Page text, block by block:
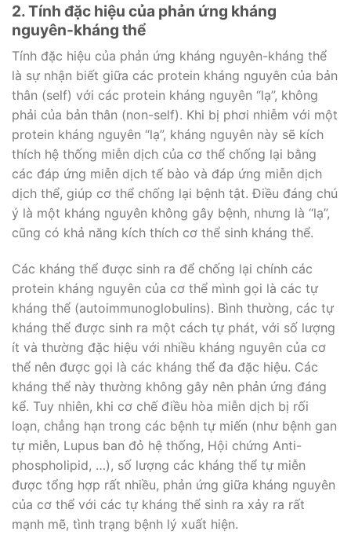
2. Tính đặc hiệu của phản ứng kháng
nguyên-kháng thể
Tính đặc hiệu của phản ứng kháng nguyên-kháng thể
là sự nhận biết giữa các protein kháng nguyên của bản
thân (self) với các protein kháng nguyên “lạ”, không
phải của bản thân (non-self). Khi bị phơi nhiễm với một
protein kháng nguyên “lạ”, kháng nguyên này sẽ kích
thích hệ thống miễn dịch của cơ thể chống lại bằng
các đáp ứng miễn dịch tế bào và đáp ứng miễn dịch
dịch thể, giúp cơ thể chống lại bệnh tật. Điều đáng chú
ý là một kháng nguyên không gây bệnh, nhưng là “lạ”,
cũng có khả năng kích thích cơ thể sinh kháng thể.
Các kháng thể được sinh ra để chống lại chính các
protein kháng nguyên của cơ thể mình gọi là các tự
kháng thể (autoimmunoglobulins). Bình thường, các tự
kháng thể được sinh ra một cách tự phát, với số lượng
ít và thường đặc hiệu với nhiều kháng nguyên của cơ
thể nên được gọi là các kháng thể đa đặc hiệu. Các
kháng thể này thường không gây nên phản ứng đáng
kể. Tuy nhiên, khi cơ chế điều hòa miễn dịch bị rối
loạn, chẳng hạn trong các bệnh tự miến (như bệnh gan
tự miễn, Lupus ban đỏ hệ thống, Hội chứng Anti-
phospholipid, …), số lượng các kháng thể tự miễn
được tổng hợp rất nhiều, phản ứng giữa kháng nguyên
của cơ thể với các tự kháng thể sinh ra xảy ra rất
mạnh mẽ, tình trạng bệnh lý xuất hiện.